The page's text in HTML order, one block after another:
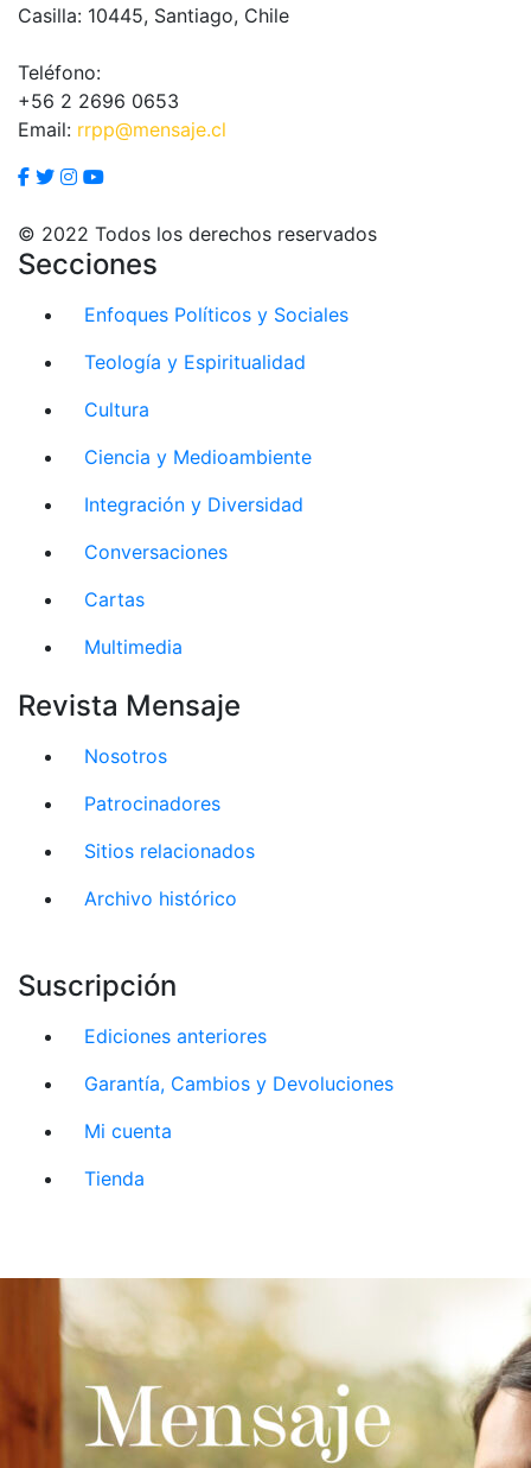
Casilla: 10445, Santiago, Chile
Teléfono:
+56 2 2696 0653
Email: rrpp@mensaje.cl
© 2022 Todos los derechos reservados
Secciones
Enfoques Políticos y Sociales
Teología y Espiritualidad
Cultura
Ciencia y Medioambiente
Integración y Diversidad
Conversaciones
Cartas
Multimedia
Revista Mensaje
Nosotros
Patrocinadores
Sitios relacionados
Archivo histórico
Suscripción
Ediciones anteriores
Garantía, Cambios y Devoluciones
Mi cuenta
Tienda